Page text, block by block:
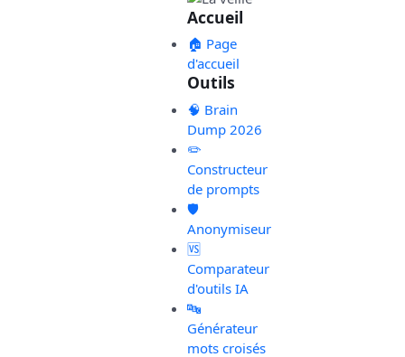
Accueil
🏠 Page
d'accueil
Outils
🧠 Brain
Dump 2026
✏️
Constructeur
de prompts
🛡️
Anonymiseur
🆚
Comparateur
d'outils IA
🔤
Générateur
mots croisés